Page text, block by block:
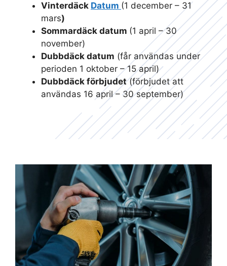
Vinterdäck Datum (1 december – 31
mars)
Sommardäck datum (1 april – 30
november)
Dubbdäck datum (får användas under
perioden 1 oktober – 15 april)
Dubbdäck förbjudet(förbjudet att
användas 16 april – 30 september)